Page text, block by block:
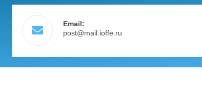
Email:
post@mail.ioffe.ru